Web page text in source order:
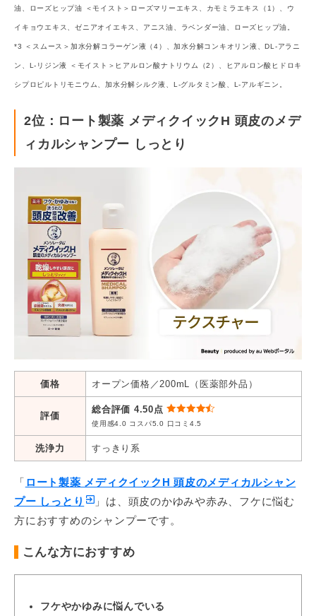
油、ローズヒップ油 ＜モイスト＞ローズマリーエキス、カモミラエキス（1）、ウ
イキョウエキス、ゼニアオイエキス、アニス油、ラベンダー油、ローズヒップ油。
*3 ＜スムース＞加水分解コラーゲン液（4）、加水分解コンキオリン液、DL-アラニ
ン、L-リジン液 ＜モイスト＞ヒアルロン酸ナトリウム（2）、ヒアルロン酸ヒドロキ
シプロピルトリモニウム、加水分解シルク液、L-グルタミン酸、L-アルギニン。
2位：ロート製薬 メディクイックH 頭皮のメデ
ィカルシャンプー しっとり
価格 オープン価格／200mL（医薬部外品）
評価
総合評価 4.50点
使用感4.0 コスパ5.0 口コミ4.5
洗浄力 すっきり系
「 ロート製薬 メディクイックH 頭皮のメディカルシャン
プー しっとり
」は、頭皮のかゆみや赤み、フケに悩む
方におすすめのシャンプーです。
こんな方におすすめ
フケやかゆみに悩んでいる